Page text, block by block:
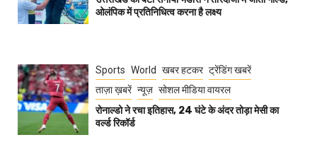
ओलंपिक में प्रतिनिधित्व करना है लक्ष्य
Sports World खबर हटकर ट्रेंडिंग खबरें
ताज़ा ख़बरें न्यूज़ सोशल मीडिया वायरल
रोनाल्डो ने रचा इतिहास, 24 घंटे के अंदर तोड़ा मेसी का
वर्ल्ड रिकॉर्ड